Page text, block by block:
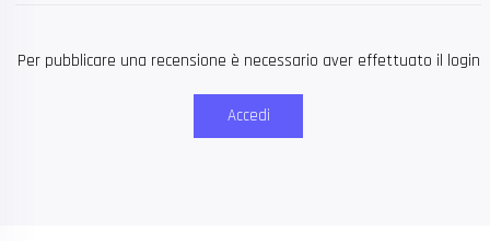
Per pubblicare una recensione è necessario aver effettuato il login
Accedi